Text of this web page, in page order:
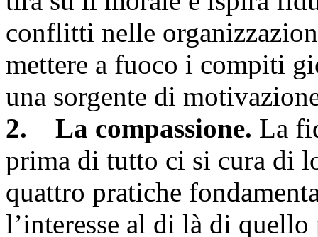
conflitti nelle
mettere a fuoco i compiti
una sorgente di
2. La compassione. La
prima di tutto ci si cura di
quattro pratiche
l’interesse al di là di quello